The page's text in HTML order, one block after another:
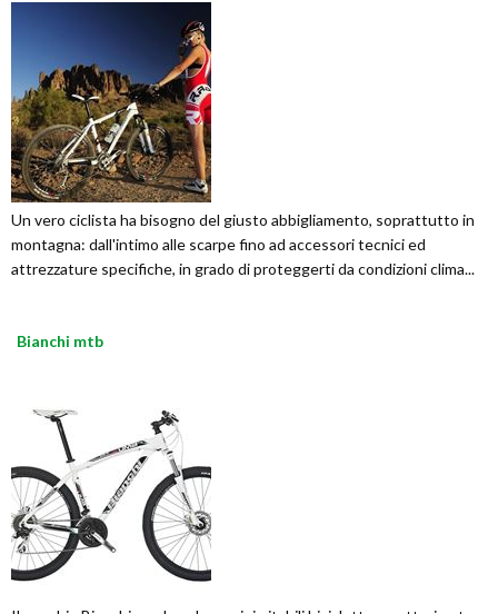
Un vero ciclista ha bisogno del giusto abbigliamento, soprattutto in
montagna: dall'intimo alle scarpe fino ad accessori tecnici ed
attrezzature specifiche, in grado di proteggerti da condizioni clima...
Bianchi mtb